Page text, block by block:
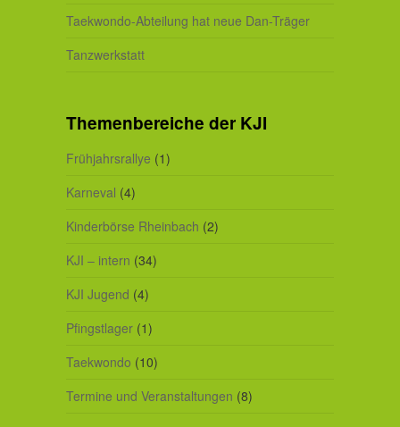
Taekwondo-Abteilung hat neue Dan-Träger
Tanzwerkstatt
Themenbereiche der KJI
Frühjahrsrallye (1)
Karneval (4)
Kinderbörse Rheinbach (2)
KJI – intern (34)
KJI Jugend (4)
Pfingstlager(1)
Taekwondo (10)
Termine und Veranstaltungen (8)